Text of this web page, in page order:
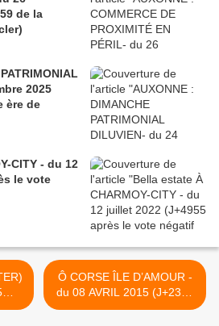
de la
2025
ère de
CITY - du 12
le vote
Ô CORSE ÎLE D’AMOUR -
du 08 AVRIL 2015 (J+2303
après le vote négatif